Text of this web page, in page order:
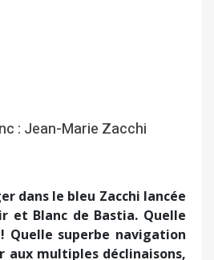
internationalement reconnu
est en elle-même d’une
et renouvelé. Ils inspirent
et de cœur. Ils ont un souffle
profonde. Il y a en eux